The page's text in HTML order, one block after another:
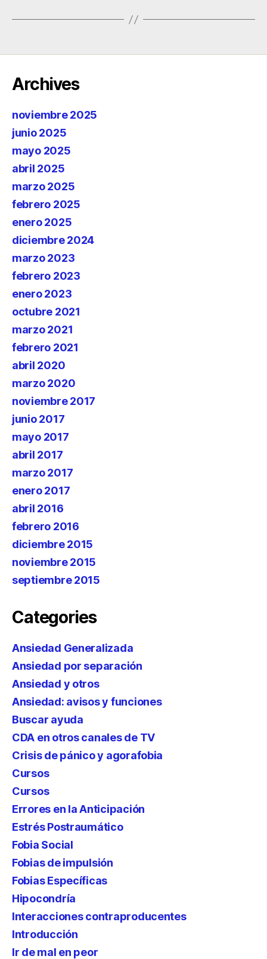
Archives
noviembre 2025
junio 2025
mayo 2025
abril 2025
marzo 2025
febrero 2025
enero 2025
diciembre 2024
marzo 2023
febrero 2023
enero 2023
octubre 2021
marzo 2021
febrero 2021
abril 2020
marzo 2020
noviembre 2017
junio 2017
mayo 2017
abril 2017
marzo 2017
enero 2017
abril 2016
febrero 2016
diciembre 2015
noviembre 2015
septiembre 2015
Categories
Ansiedad Generalizada
Ansiedad por separación
Ansiedad y otros
Ansiedad: avisos y funciones
Buscar ayuda
CDA en otros canales de TV
Crisis de pánico y agorafobia
Cursos
Cursos
Errores en la Anticipación
Estrés Postraumático
Fobia Social
Fobias de impulsión
Fobias Específicas
Hipocondría
Interacciones contraproducentes
Introducción
Ir de mal en peor